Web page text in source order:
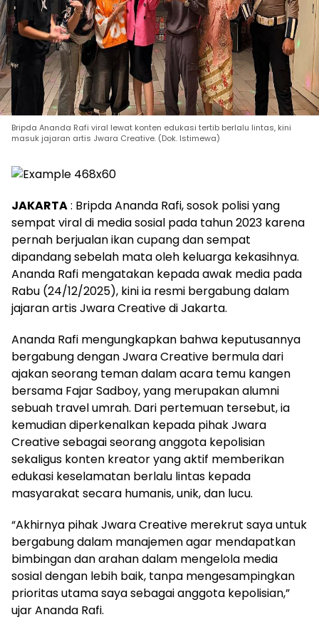
Bripda Ananda Rafi viral lewat konten edukasi tertib berlalu lintas, kini
masuk jajaran artis Jwara Creative. (Dok. Istimewa)
JAKARTA: Bripda Ananda Rafi, sosok polisi yang
sempat viral di media sosial pada tahun 2023 karena
pernah berjualan ikan cupang dan sempat
dipandang sebelah mata oleh keluarga kekasihnya.
Ananda Rafi mengatakan kepada awak media pada
Rabu (24/12/2025), kini ia resmi bergabung dalam
jajaran artis Jwara Creative di Jakarta.
Ananda Rafi mengungkapkan bahwa keputusannya
bergabung dengan Jwara Creative bermula dari
ajakan seorang teman dalam acara temu kangen
bersama Fajar Sadboy, yang merupakan alumni
sebuah travel umrah. Dari pertemuan tersebut, ia
kemudian diperkenalkan kepada pihak Jwara
Creative sebagai seorang anggota kepolisian
sekaligus konten kreator yang aktif memberikan
edukasi keselamatan berlalu lintas kepada
masyarakat secara humanis, unik, dan lucu.
“Akhirnya pihak Jwara Creative merekrut saya untuk
bergabung dalam manajemen agar mendapatkan
bimbingan dan arahan dalam mengelola media
sosial dengan lebih baik, tanpa mengesampingkan
prioritas utama saya sebagai anggota kepolisian,”
ujar Ananda Rafi.